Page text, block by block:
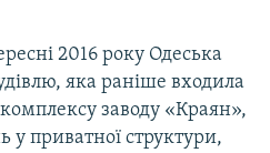
2016 року Одеська
яка раніше входила
заводу «Краян»,
у приватної структури,